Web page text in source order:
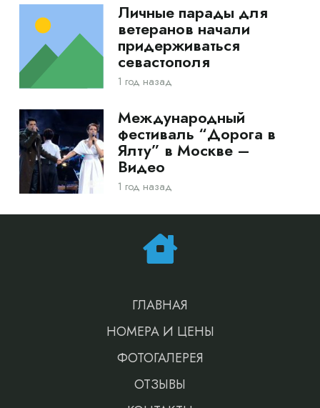
Личные парады для
ветеранов начали
придерживаться
севастополя
1 год назад
Международный
фестиваль “Дорога в
Ялту” в Москве –
Видео
1 год назад
ГЛАВНАЯ
НОМЕРА И ЦЕНЫ
ФОТОГАЛЕРЕЯ
ОТЗЫВЫ